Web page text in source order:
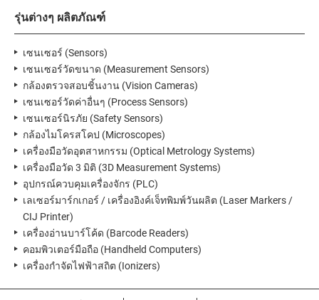
รุ่นต่างๆ ผลิตภัณฑ์
เซนเซอร์ (Sensors)
เซนเซอร์วัดขนาด (Measurement Sensors)
กล้องตรวจสอบชิ้นงาน (Vision Cameras)
เซนเซอร์วัดค่าอื่นๆ (Process Sensors)
เซนเซอร์นิรภัย (Safety Sensors)
กล้องไมโครสโคป (Microscopes)
เครื่องมือวัดอุตสาหกรรม (Optical Metrology Systems)
เครื่องมือวัด 3 มิติ (3D Measurement Systems)
อุปกรณ์ควบคุมเครื่องจักร (PLC)
เลเซอร์มาร์กเกอร์ / เครื่องอิงค์เจ็ทพิมพ์วันผลิต (Laser Markers /
CIJ Printer)
เครื่องอ่านบาร์โค้ด (Barcode Readers)
คอมพิวเตอร์มือถือ (Handheld Computers)
เครื่องกำจัดไฟฟ้าสถิต (Ionizers)